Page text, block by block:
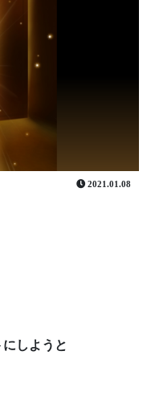
2021.01.08
しようと